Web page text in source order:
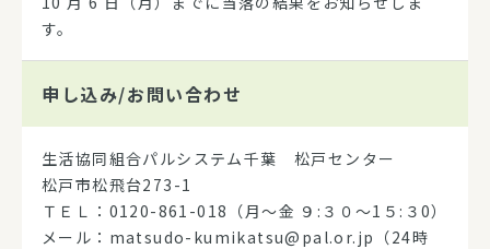
す。
申し込み/お問い合わせ
生活協同組合パルシステム千葉 松戸センター
松戸市松飛台273-1
ＴＥＬ：0120-861-018（月～金 ９:３０～1５:３0）
メール：matsudo-kumikatsu@pal.or.jp（24時